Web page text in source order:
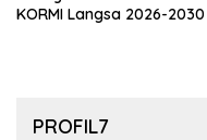
KORMI Langsa 2026-2030
PROFIL7